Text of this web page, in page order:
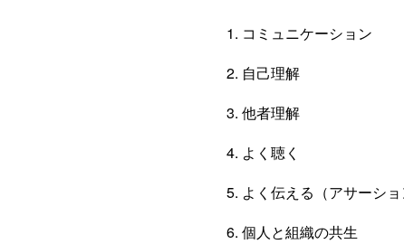
コミュニケーション
自己理解
他者理解
よく聴く
よく伝える（アサーショ
個人と組織の共生